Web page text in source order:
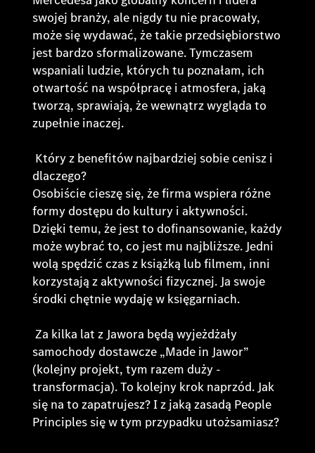
swojej branży, ale nigdy tu nie pracowały,
może się wydawać, że takie przedsiębiorstwo
jest bardzo sformalizowane. Tymczasem
wspaniali ludzie, których tu poznałam, ich
otwartość na współpracę i atmosfera, jaką
tworzą, sprawiają, że wewnątrz wygląda to
zupełnie inaczej.
Który z benefitów najbardziej sobie cenisz i
dlaczego?
Osobiście cieszę się, że firma wspiera różne
formy dostępu do kultury i aktywności.
Dzięki temu, że jest to dofinansowanie, każdy
może wybrać to, co jest mu najbliższe. Jedni
wolą spędzić czas z książką lub filmem, inni
korzystają z aktywności fizycznej. Ja swoje
środki chętnie wydaję w księgarniach.
Za kilka lat z Jawora będą wyjeżdżały
samochody dostawcze „Made in Jawor”
(kolejny projekt, tym razem duży -
transformacja). To kolejny krok naprzód. Jak
się na to zapatrujesz? I z jaką zasadą People
Principles się w tym przypadku utożsamiasz?